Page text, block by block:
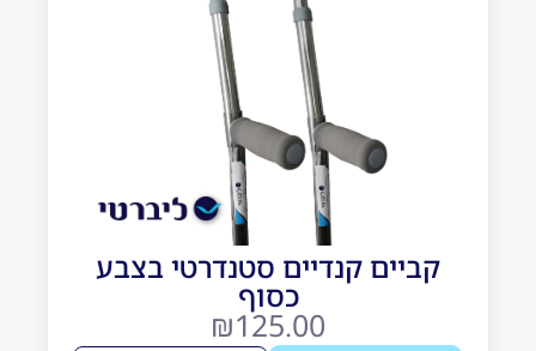
קביים קנדיים סטנדרטי בצבע
כסוף
₪125.00